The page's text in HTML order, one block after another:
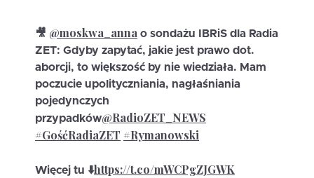
🎥 @moskwa_anna o sondażu IBRiS dla Radia
ZET: Gdyby zapytać, jakie jest prawo dot.
aborcji, to większość by nie wiedziała. Mam
poczucie upolityczniania, nagłaśniania
pojedynczych
przypadków@RadioZET_NEWS
#GośćRadiaZET #Rymanowski
Więcej tu ⬇️https://t.co/mWCPgZJGWK